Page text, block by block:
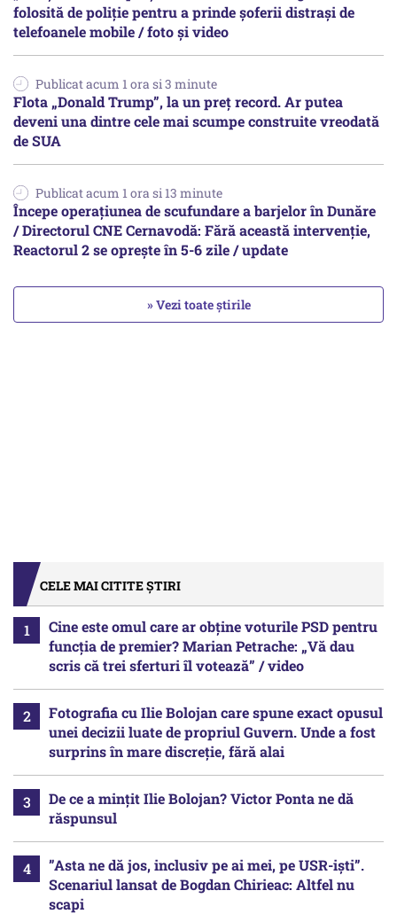
folosită de poliție pentru a prinde șoferii distrași de
telefoanele mobile / foto și video
Publicat acum 1 ora si 3 minute
Flota „Donald Trump”, la un preț record. Ar putea
deveni una dintre cele mai scumpe construite vreodată
de SUA
Publicat acum 1 ora si 13 minute
Începe operațiunea de scufundare a barjelor în Dunăre
/ Directorul CNE Cernavodă: Fără această intervenție,
Reactorul 2 se oprește în 5-6 zile / update
» Vezi toate știrile
CELE MAI CITITE ȘTIRI
Cine este omul care ar obține voturile PSD pentru
funcția de premier? Marian Petrache: „Vă dau
scris că trei sferturi îl votează” / video
Fotografia cu Ilie Bolojan care spune exact opusul
unei decizii luate de propriul Guvern. Unde a fost
surprins în mare discreție, fără alai
De ce a mințit Ilie Bolojan? Victor Ponta ne dă
răspunsul
”Asta ne dă jos, inclusiv pe ai mei, pe USR-iști”.
Scenariul lansat de Bogdan Chirieac: Altfel nu
scapi